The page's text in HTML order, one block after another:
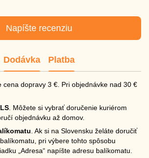
Napíšte recenziu
Dodávka Platba
cena dopravy 3 €. Pri objednávke nad 30 €
. Môžete si vybrať doručenie kuriérom
objednávku až domov.
. Ak si na Slovensku želáte doručiť
pri výbere tohto spôsobu
„Adresa“ napíšte adresu balíkomatu.